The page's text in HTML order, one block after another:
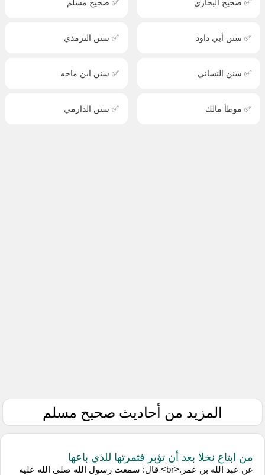
✅ سنن أبي داود ✅ سنن الترمذي
✅ سنن النسائي ✅ سنن ابن ماجه
✅ موطأ مالك ✅ سنن الدارمي
المزيد من أحاديث صحيح مسلم
من ابتاع نخلا بعد أن تؤبر فثمرتها للذي باعها
عن عبد الله بن عمر.<br> قال: سمعت رسول الله صلى الله عليه